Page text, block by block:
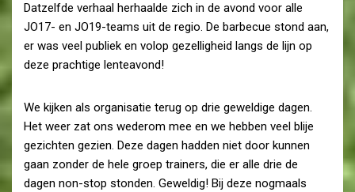
Datzelfde verhaal herhaalde zich in de avond voor alle
JO17- en JO19-teams uit de regio. De barbecue stond aan,
er was veel publiek en volop gezelligheid langs de lijn op
deze prachtige lenteavond!
We kijken als organisatie terug op drie geweldige dagen.
Het weer zat ons wederom mee en we hebben veel blije
gezichten gezien. Deze dagen hadden niet door kunnen
gaan zonder de hele groep trainers, die er alle drie de
dagen non-stop stonden. Geweldig! Bij deze nogmaals